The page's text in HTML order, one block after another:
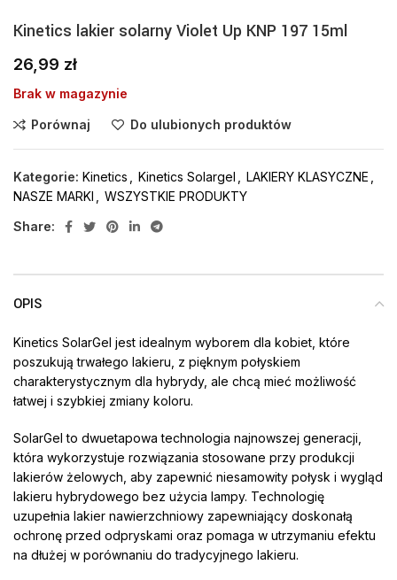
Kinetics lakier solarny Violet Up KNP 197 15ml
26,99 zł
Brak w magazynie
Porównaj Do ulubionych produktów
Kategorie: Kinetics Kinetics Solargel LAKIERY KLASYCZNE
NASZE MARKI
WSZYSTKIE PRODUKTY
Share:
OPIS
Kinetics SolarGel jest idealnym wyborem dla kobiet, które
poszukują trwałego lakieru, z pięknym połyskiem
charakterystycznym dla hybrydy, ale chcą mieć możliwość
łatwej i szybkiej zmiany koloru.
SolarGel to dwuetapowa technologia najnowszej generacji,
która wykorzystuje rozwiązania stosowane przy produkcji
lakierów żelowych, aby zapewnić niesamowity połysk i wygląd
lakieru hybrydowego bez użycia lampy. Technologię
uzupełnia lakier nawierzchniowy zapewniający doskonałą
ochronę przed odpryskami oraz pomaga w utrzymaniu efektu
na dłużej w porównaniu do tradycyjnego lakieru.